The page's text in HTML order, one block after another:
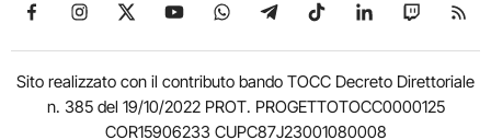
Sito realizzato con il contributo bando TOCC Decreto Direttoriale
n. 385 del 19/10/2022 PROT. PROGETTOTOCC0000125
COR15906233 CUPC87J23001080008